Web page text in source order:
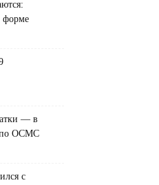
форме
— в
по ОСМС
с